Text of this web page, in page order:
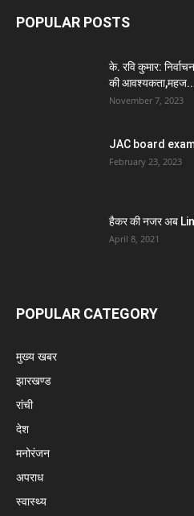
POPULAR POSTS
के. रवि कुमार:
की
November 7, 2023
JAC board exam :
February 23, 2023
हैकर की नजर अब
April 8, 2021
POPULAR CATEGORY
मुख्य खबर
झारखण्ड
रांची
देश
मनोरंजन
अपराध
स्वास्थ्य